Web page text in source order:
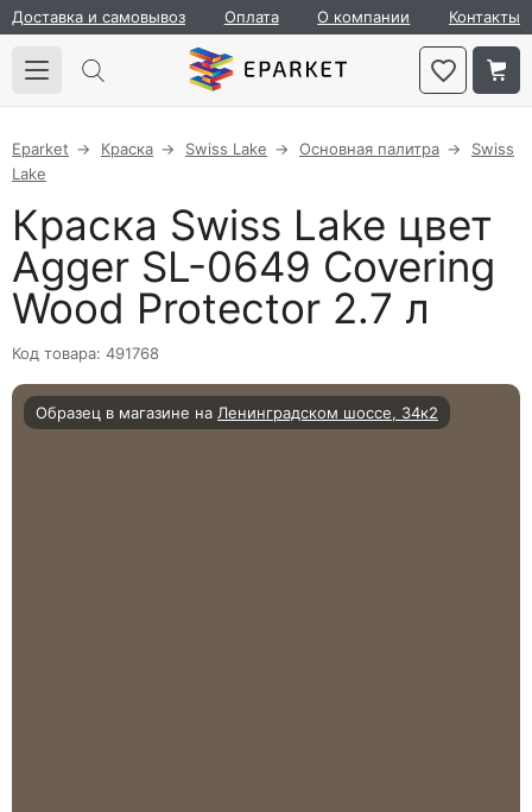
Доставка и самовывоз Оплата О компании Контакты
Eparket Краска Swiss Lake Основная палитра
Swiss
Lake
Краска Swiss Lake цвет
Agger SL-0649 Covering
Wood Protector 2.7 л
Код товара: 491768
Образец в магазине на Ленинградском шоссе, 34к2